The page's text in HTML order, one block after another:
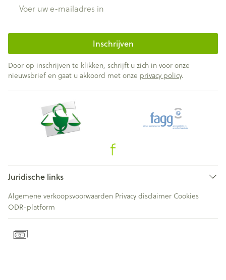
Inschrijven
Door op inschrijven te klikken, schrijft u zich in voor onze
nieuwsbrief en gaat u akkoord met onze privacy policy.
Juridische links
Algemene verkoopsvoorwaarden Privacy disclaimer Cookies
ODR-platform